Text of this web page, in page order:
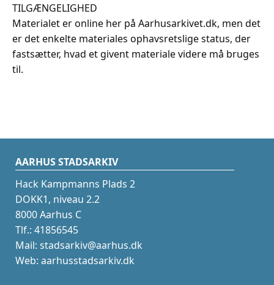
TILGÆNGELIGHED
Materialet er online her på Aarhusarkivet.dk, men det
er det enkelte materiales ophavsretslige status, der
fastsætter, hvad et givent materiale videre må bruges
til.
AARHUS STADSARKIV
Hack Kampmanns Plads 2
DOKK1, niveau 2.2
8000 Aarhus C
Tlf.: 41856545
Mail: stadsarkiv@aarhus.dk
Web: aarhusstadsarkiv.dk